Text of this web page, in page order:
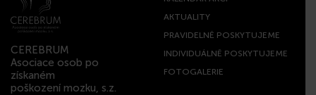
CEREBRUM
Asociace osob po
získaném
poškození mozku, s.z.
AKTUALITY
PRAVIDELNĚ POSKYTUJEME
INDIVIDUÁLNĚ POSKYTUJEME
FOTOGALERIE